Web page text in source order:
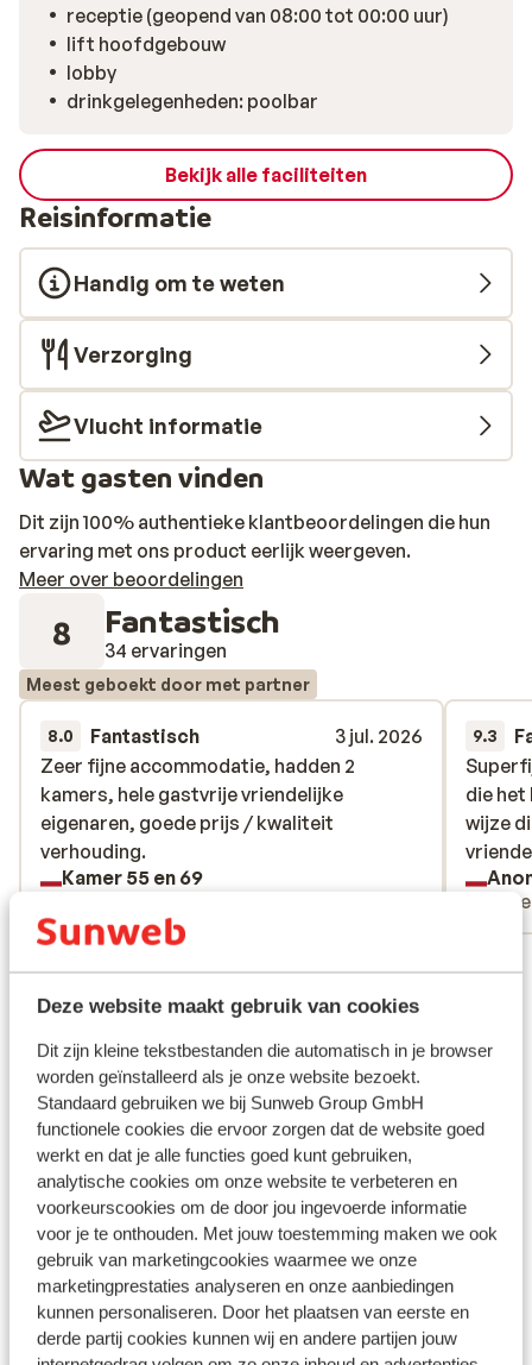
Deze website maakt gebruik van cookies
Dit zijn kleine tekstbestanden die automatisch in je browser
worden geïnstalleerd als je onze website bezoekt.
Standaard gebruiken we bij Sunweb Group GmbH
functionele cookies die ervoor zorgen dat de website goed
werkt en dat je alle functies goed kunt gebruiken,
analytische cookies om onze website te verbeteren en
voorkeurscookies om de door jou ingevoerde informatie
voor je te onthouden. Met jouw toestemming maken we ook
gebruik van marketingcookies waarmee we onze
marketingprestaties analyseren en onze aanbiedingen
kunnen personaliseren. Door het plaatsen van eerste en
derde partij cookies kunnen wij en andere partijen jouw
receptie (geopend van 08:00 tot 00:00 uur)
lift hoofdgebouw
lobby
drinkgelegenheden: poolbar
Bekijk alle faciliteiten
Reisinformatie
Handig om te weten
Verzorging
Vlucht informatie
Wat gasten vinden
Dit zijn 100% authentieke klantbeoordelingen die hun
ervaring met ons product eerlijk weergeven.
Meer over beoordelingen
8 Fantastisch
34 ervaringen
Meest geboekt door met partner
8.0 Fantastisch
3 jul. 2026
Zeer fijne accommodatie, hadden 2
kamers, hele gastvrije vriendelijke
eigenaren, goede prijs / kwaliteit
verhouding.
Zeer fijne accommodatie, hadden 2
kamers, hele gastvrije vriendelijke
eigenaren, goede prijs / kwaliteit
verhouding.
Kamer 55 en 69
9.3
die het
wijze
die het
wijze
Ligging
Bekijk op kaart
In de buurt
Strand: 800 m
Centrum: 100 m